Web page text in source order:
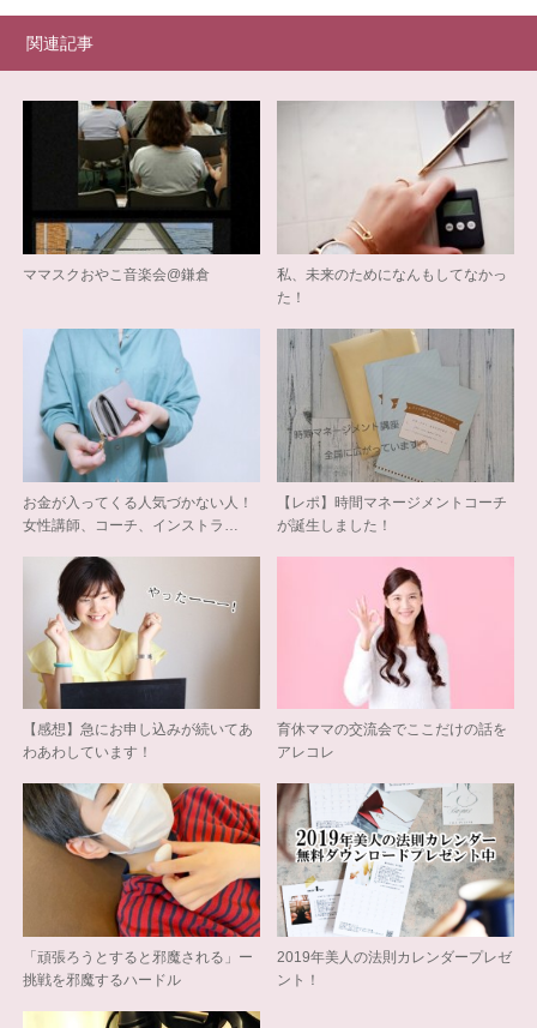
関連記事
ママスクおやこ音楽会@鎌倉
私、未来のためになんもしてなかっ
た！
お金が入ってくる人気づかない人！
女性講師、コーチ、インストラ…
【レポ】時間マネージメントコーチ
が誕生しました！
【感想】急にお申し込みが続いてあ
わあわしています！
育休ママの交流会でここだけの話を
アレコレ
「頑張ろうとすると邪魔される」ー
挑戦を邪魔するハードル
2019年美人の法則カレンダープレゼ
ント！